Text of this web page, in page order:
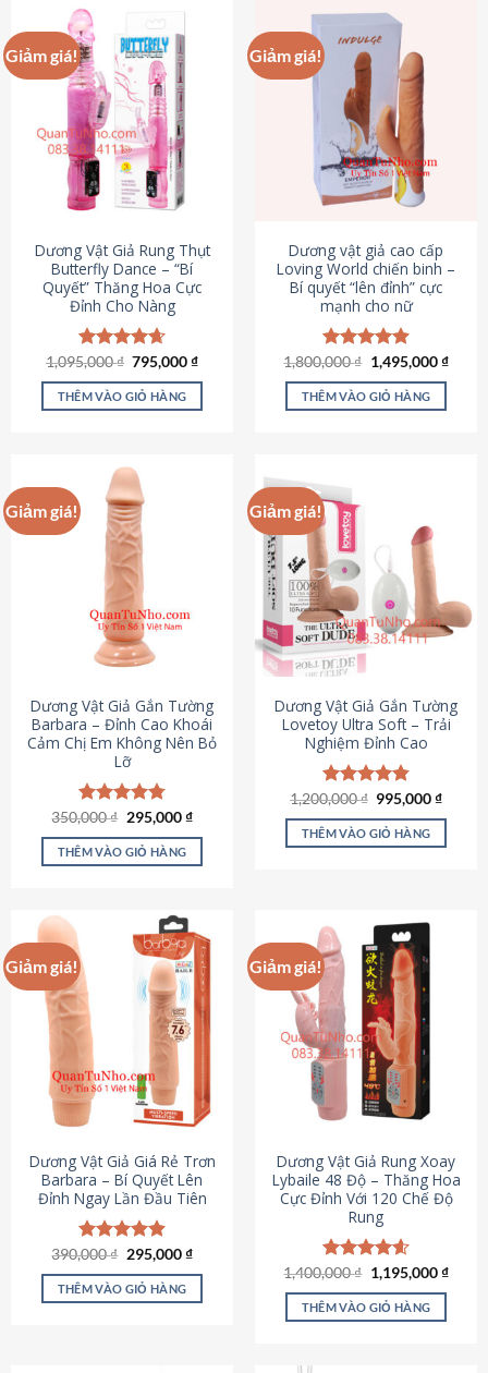
Giảm giá!
Dương Vật Giả Rung Thụt
Butterfly Dance – “Bí
Quyết” Thăng Hoa Cực
Đỉnh Cho Nàng
Được xếp
hạng4.65
5 sao
1,095,000₫ Giá
là:
1,095,000 ₫.
795,000₫Giá
tại
THÊM VÀO GIỎ HÀNG
Giảm giá!
Dương vật giả cao cấp
Loving World chiến binh –
Bí quyết “lên đỉnh” cực
mạnh cho nữ
Được xếp
hạng4.89
5 sao
1,800,000₫ Giá
gốc
là:
1,800,000 ₫.
1,495,000₫Giá
THÊM VÀO GIỎ HÀNG
Giảm giá!
Dương Vật Giả Gắn Tường
Barbara – Đỉnh Cao Khoái
Cảm Chị Em Không Nên Bỏ
Lỡ
Được xếp
hạng4.79
5 sao
350,000₫ Giá
là:
350,000 ₫.
295,000₫Giá
tại
THÊM VÀO GIỎ HÀNG
Giảm giá!
Dương Vật Giả Gắn Tường
Lovetoy Ultra Soft – Trải
Nghiệm Đỉnh Cao
Được xếp
hạng4.82
5 sao
1,200,000₫ Giá
là:
1,200,000 ₫.
995,000₫Giá
tại
THÊM VÀO GIỎ HÀNG
Giảm giá!
Dương Vật Giả Giá Rẻ Trơn
Barbara – Bí Quyết Lên
Đỉnh Ngay Lần Đầu Tiên
Được xếp
hạng4.90
5 sao
390,000₫ Giá
là:
390,000 ₫.
295,000₫Giá
tại
THÊM VÀO GIỎ HÀNG
Giảm giá!
Dương Vật Giả Rung Xoay
Lybaile 48 Độ – Thăng Hoa
Cực Đỉnh Với 120 Chế Độ
Rung
Được xếp
hạng4.62
5 sao
1,400,000₫ Giá
gốc
là:
1,400,000 ₫.
1,195,000₫Giá
THÊM VÀO GIỎ HÀNG